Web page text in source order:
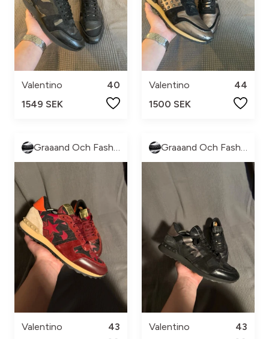
Valentino
40
1549 SEK
Valentino
44
1500 SEK
Graaand Och Fashion
Valentino
43
Graaand Och Fashion
Valentino
43